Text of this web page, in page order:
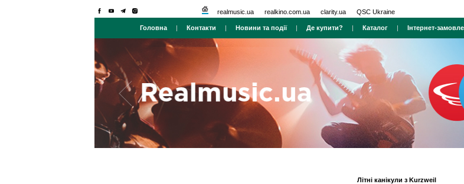
realmusic.ua realkino.com.ua clarity.ua QSC Ukraine
Головна | Контакти | Новини та події| Де купити? | Каталог | Інтернет-
Літні канікули з Kurzweil